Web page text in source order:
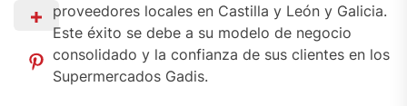
proveedores locales en Castilla y León y Galicia.
Este éxito se debe a su modelo de negocio
consolidado y la confianza de sus clientes en los
Supermercados Gadis.